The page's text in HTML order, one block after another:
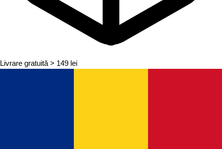
Livrare gratuită > 149 lei